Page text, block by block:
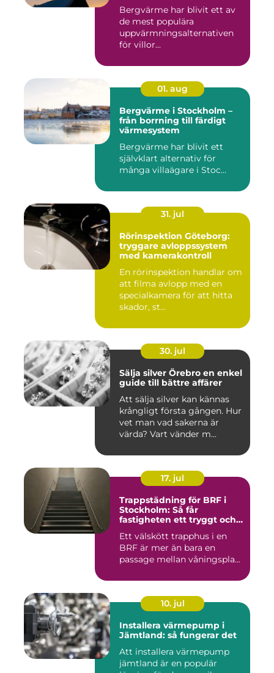
Bergvärme har blivit ett av
de mest populära
uppvärmningsalternativen
för villor...
01. aug
Bergvärme i Stockholm –
från borrning till färdigt
värmesystem
Bergvärme har blivit ett
självklart alternativ för
många villaägare i Stoc...
31. jul
Rörinspektion Göteborg:
tryggare avloppssystem
med kamerakontroll
En rörinspektion handlar om
att filma avlopp med en
specialkamera för att hitta
skador, st...
30. jul
Sälja silver Örebro en enkel
guide till bättre affärer
Att sälja silver kan kännas
krångligt första gången. Hur
vet man vad sakerna är
värda? Vart vänder m...
17. jul
Trappstädning för BRF i
Stockholm: Så får
fastigheten ett tryggt och
Ett välskött trapphus i en
BRF är mer än bara en
passage mellan våningspla...
10. jul
Installera värmepump i
Jämtland: så fungerar det
Att installera värmepump
jämtland är en populär